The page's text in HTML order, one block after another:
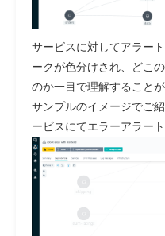
サービスに対してアラー
ークが色分けされ、どこ
のか一目で理解することが
サンプルのイメージでご
ービスにてエラーアラー